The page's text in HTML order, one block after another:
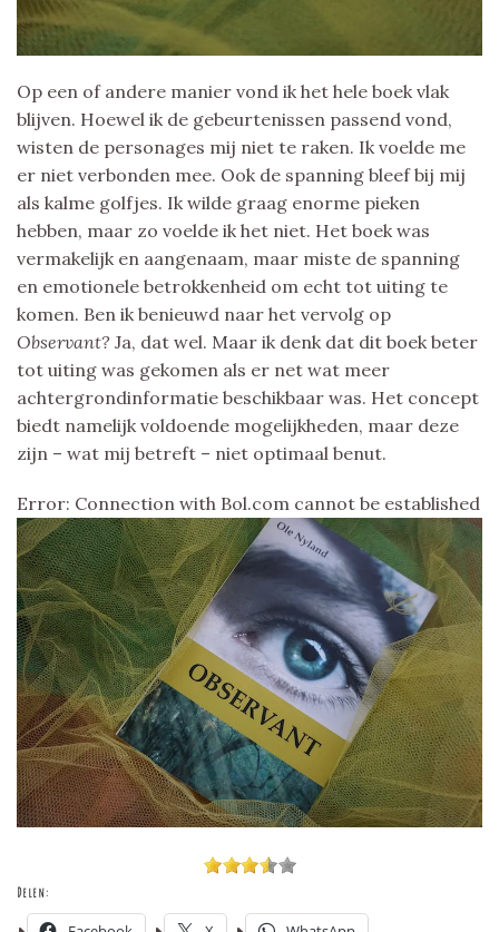
Op een of andere manier vond ik het hele boek vlak
blijven. Hoewel ik de gebeurtenissen passend vond,
wisten de personages mij niet te raken. Ik voelde me
er niet verbonden mee. Ook de spanning bleef bij mij
als kalme golfjes. Ik wilde graag enorme pieken
hebben, maar zo voelde ik het niet. Het boek was
vermakelijk en aangenaam, maar miste de spanning
en emotionele betrokkenheid om echt tot uiting te
komen. Ben ik benieuwd naar het vervolg op
Observant? Ja, dat wel. Maar ik denk dat dit boek beter
tot uiting was gekomen als er net wat meer
achtergrondinformatie beschikbaar was. Het concept
biedt namelijk voldoende mogelijkheden, maar deze
zijn – wat mij betreft – niet optimaal benut.
Error: Connection with Bol.com cannot be established
Delen: